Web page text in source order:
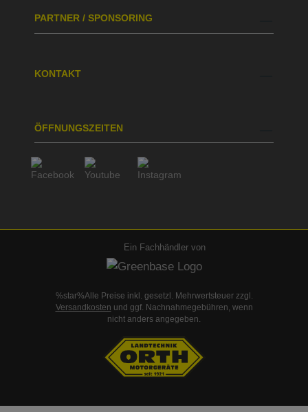
PARTNER / SPONSORING
KONTAKT
ÖFFNUNGSZEITEN
Ein Fachhändler von
%star%Alle Preise inkl. gesetzl. Mehrwertsteuer zzgl.
Versandkosten und ggf. Nachnahmegebühren, wenn
nicht anders angegeben.